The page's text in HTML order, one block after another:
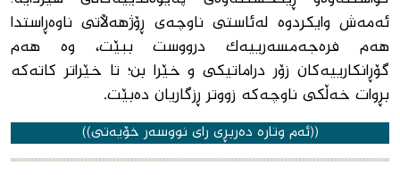
ئەمەش وایکردوە لەئاستی ناوچەی ڕۆژهەڵاتی ناوەڕاستدا
هەم فرەجەمسەرییەک درووست ببێت، وە هەم
گۆڕانکارییەکان زۆر دراماتیکی و خێرا بن؛ تا خێراتر کاتەکە
بڕوات خەڵکی ناوچەکە زووتر ڕزگاریان دەبێت.
((ئەم وتارە دەربڕی رای نووسەر خۆیەتی))